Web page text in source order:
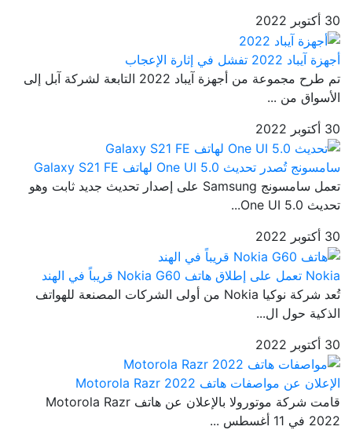
30 أكتوبر 2022
أجهزة آيباد 2022 تفشل في إثارة الإعجاب
تم طرح مجموعة من أجهزة آيباد 2022 التابعة لشركة آبل إلى
الأسواق من ...
30 أكتوبر 2022
سامسونج تُصدر تحديث One UI 5.0 لهاتف Galaxy S21 FE
تعمل سامسونج Samsung على إصدار تحديث جديد ثابت وهو
تحديث One UI 5.0...
30 أكتوبر 2022
Nokia تعمل على إطلاق هاتف Nokia G60 قريباً في الهند
تُعد شركة نوكيا Nokia من أولى الشركات المصنعة للهواتف
الذكية حول ال...
30 أكتوبر 2022
الإعلان عن مواصفات هاتف Motorola Razr 2022
قامت شركة موتورولا بالإعلان عن هاتف Motorola Razr
2022 في 11 أغسطس ...